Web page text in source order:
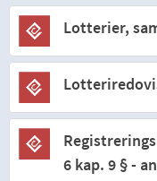
Lotterier,
6 kap. 9 § -